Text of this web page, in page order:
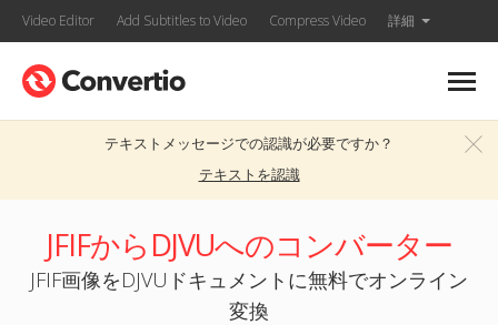
Video Editor Add Subtitles to Video Compress Video 詳細
テキストメッセージでの認識が必要ですか？
テキストを認識
JFIFからDJVUへのコンバーター
JFIF画像をDJVUドキュメントに無料でオンライン
変換